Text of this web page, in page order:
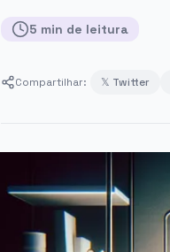
5 min de leitura
Compartilhar: 𝕏 Twitter